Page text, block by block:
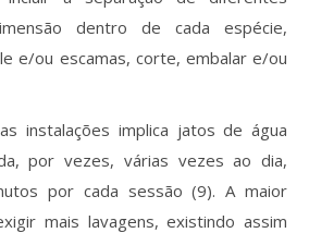
dentro de cada espécie,
e/ou escamas, corte, embalar e/ou
instalações implica jatos de água
por vezes, várias vezes ao dia,
por cada sessão (9). A maior
mais lavagens, existindo assim